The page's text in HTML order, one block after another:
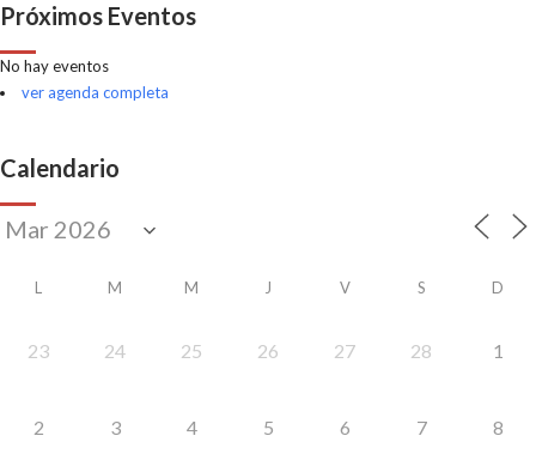
Próximos Eventos
No hay eventos
ver agenda completa
Calendario
L M M J V S D
23 24 25 26 27 28 1
2 3 4 5 6 7 8